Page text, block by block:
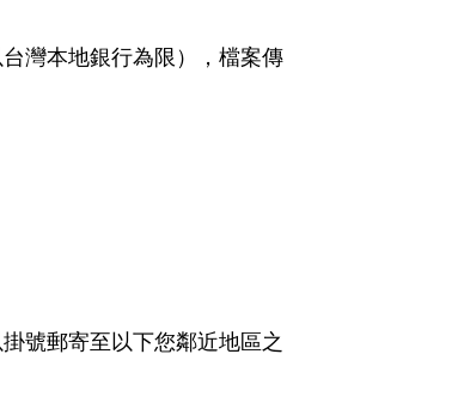
灣本地銀行為限），檔案傳
號郵寄至以下您鄰近地區之